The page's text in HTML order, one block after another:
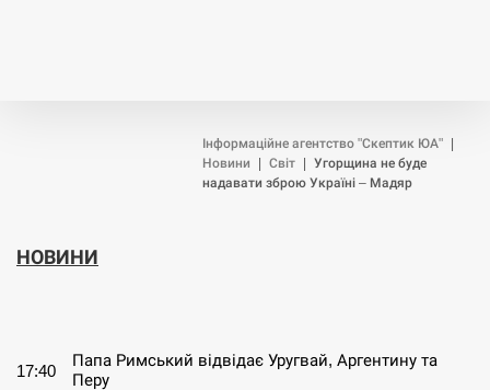
Інформаційне агентство "Скептик ЮА"
Новини
Світ
Угорщина не буде
надавати зброю Україні – Мадяр
НОВИНИ
17:40
Папа Римський відвідає Уругвай, Аргентину та
Перу